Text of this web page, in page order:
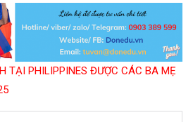
TẠI PHILIPPINES ĐƯỢC CÁC BA MẸ